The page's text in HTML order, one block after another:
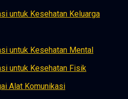
untuk Kesehatan Keluarga
untuk Kesehatan Mental
untuk Kesehatan Fisik
Alat Komunikasi